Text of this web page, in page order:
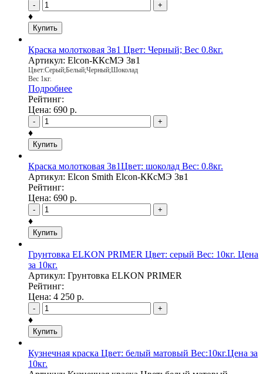
- +
♦
Купить
Краска молотковая 3в1 Цвет: Черный; Вес 0.8кг.
Артикул: Elcon-ККсМЭ 3в1
Цвет:Серый;Белый;Черный;Шоколад
Вес 1кг.
Подробнее
Рейтинг:
Цена: 690 р.
- +
♦
Купить
Краска молотковая 3в1Цвет: шоколад Вес: 0.8кг.
Артикул: Elcon Smith Elcon-ККсМЭ 3в1
Рейтинг:
Цена: 690 р.
- +
♦
Купить
Грунтовка ELKON PRIMER Цвет: серый Вес: 10кг. Цена
за 10кг.
Артикул: Грунтовка ELKON PRIMER
Рейтинг:
Цена: 4 250 р.
- +
♦
Купить
Кузнечная краска Цвет: белый матовый Вес:10кг.Цена за
10кг.